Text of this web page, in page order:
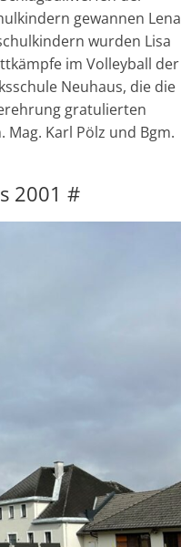
gewannen Lena
wurden Lisa
im Volleyball der
Neuhaus, die die
gratulierten
Mag. Karl Pölz und Bgm.
2001 #